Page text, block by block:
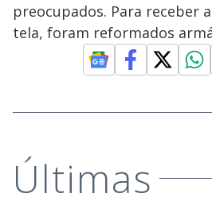
preocupados. Para receber
tela, foram reformados
Últimas